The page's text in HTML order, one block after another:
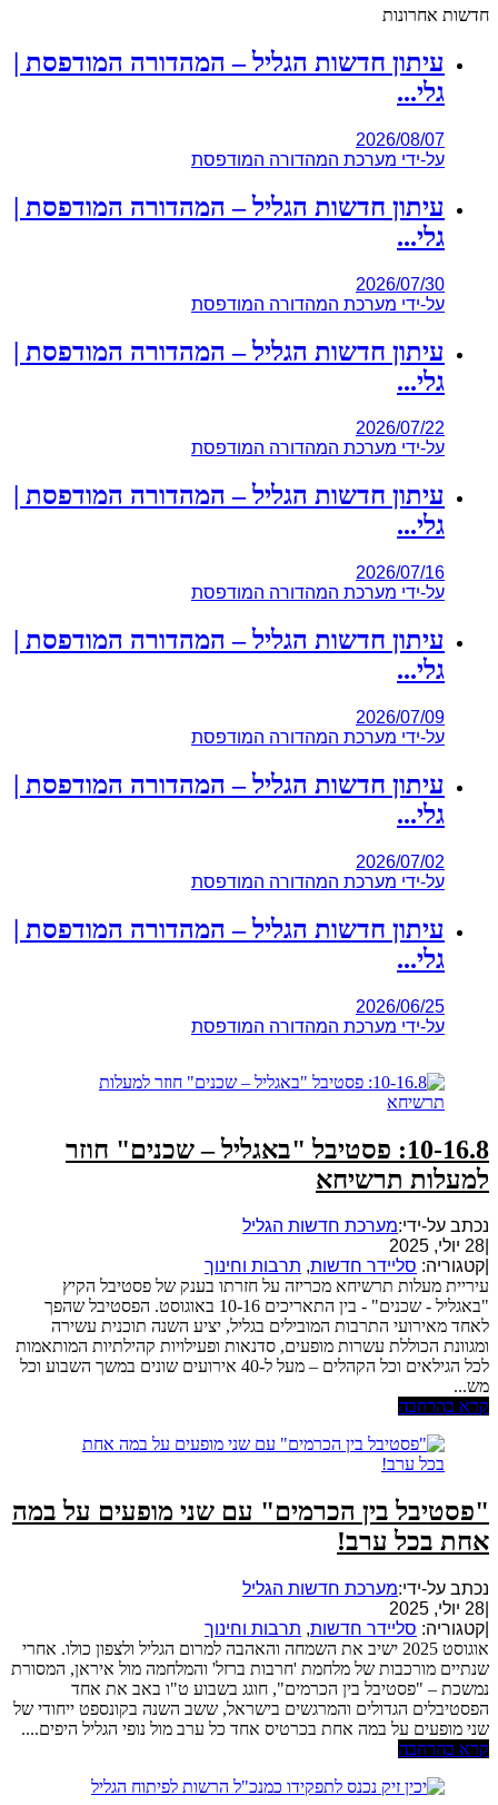
חדשות אחרונות
עיתון חדשות הגליל – המהדורה המודפסת |
גלי...
2026/08/07
על-ידי מערכת המהדורה המודפסת
עיתון חדשות הגליל – המהדורה המודפסת |
גלי...
2026/07/30
על-ידי מערכת המהדורה המודפסת
עיתון חדשות הגליל – המהדורה המודפסת |
גלי...
2026/07/22
על-ידי מערכת המהדורה המודפסת
עיתון חדשות הגליל – המהדורה המודפסת |
גלי...
2026/07/16
על-ידי מערכת המהדורה המודפסת
עיתון חדשות הגליל – המהדורה המודפסת |
גלי...
2026/07/09
על-ידי מערכת המהדורה המודפסת
עיתון חדשות הגליל – המהדורה המודפסת |
גלי...
2026/07/02
על-ידי מערכת המהדורה המודפסת
עיתון חדשות הגליל – המהדורה המודפסת |
גלי...
2026/06/25
על-ידי מערכת המהדורה המודפסת
10-16.8: פסטיבל "באגליל – שכנים" חוזר
למעלות תרשיחא
נכתב על-ידי:מערכת חדשות הגליל
28 יולי, 2025
קטגוריה: סליידר חדשות, תרבות וחינוך
עיריית מעלות תרשיחא מכריזה על חזרתו בענק של פסטיבל הקיץ
"באגליל - שכנים" - בין התאריכים 10-16 באוגוסט. הפסטיבל שהפך
לאחד מאירועי התרבות המובילים בגליל, יציע השנה תוכנית עשירה
ומגוונת הכוללת עשרות מופעים, סדנאות ופעילויות קהילתיות המותאמות
לכל הגילאים וכל הקהלים – מעל ל-40 אירועים שונים במשך השבוע וכל
מש...
קרא בהרחבה
"פסטיבל בין הכרמים" עם שני מופעים על במה
אחת בכל ערב!
נכתב על-ידי:מערכת חדשות הגליל
28 יולי, 2025
קטגוריה: סליידר חדשות, תרבות וחינוך
אוגוסט 2025 ישיב את השמחה והאהבה למרום הגליל ולצפון כולו. אחרי
שנתיים מורכבות של מלחמת 'חרבות ברזל' והמלחמה מול איראן, המסורת
נמשכת – "פסטיבל בין הכרמים", חוגג בשבוע ט"ו באב את אחד
הפסטיבלים הגדולים והמרגשים בישראל, ששב השנה בקונספט ייחודי של
שני מופעים על במה אחת בכרטיס אחד כל ערב מול נופי הגליל היפים....
קרא בהרחבה